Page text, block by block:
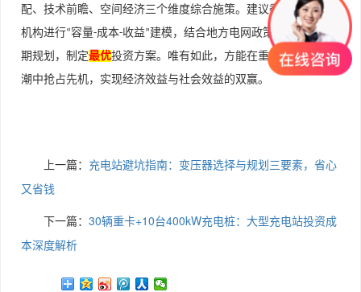
配、技术前瞻、空间经济三个维度综合施策。建议委托专业咨询
机构进行“容量-成本-收益”建模，结合地方电网政策与场地的长
期规划，制定最优投资方案。唯有如此，方能在重卡电动化的浪
潮中抢占先机，实现经济效益与社会效益的双赢。
上一篇： 充电站避坑指南：变压器选择与规划三要素，省心
又省钱
下一篇： 30辆重卡+10台400kW充电桩：大型充电站投资成
本深度解析